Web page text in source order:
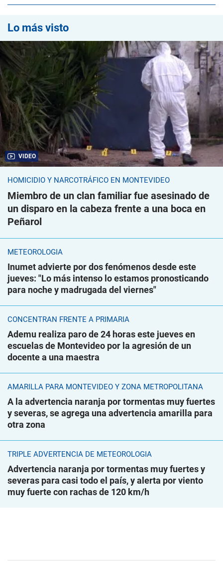
Lo más visto
VIDEO
HOMICIDIO Y NARCOTRÁFICO EN MONTEVIDEO
Miembro de un clan familiar fue asesinado de
un disparo en la cabeza frente a una boca en
Peñarol
METEOROLOGÍA
Inumet advierte por dos fenómenos desde este
jueves: "Lo más intenso lo estamos pronosticando
para noche y madrugada del viernes"
CONCENTRAN FRENTE A PRIMARIA
Ademu realiza paro de 24 horas este jueves en
escuelas de Montevideo por la agresión de un
docente a una maestra
AMARILLA PARA MONTEVIDEO Y ZONA METROPOLITANA
A la advertencia naranja por tormentas muy fuertes
y severas, se agrega una advertencia amarilla para
otra zona
TRIPLE ADVERTENCIA DE METEOROLOGÍA
Advertencia naranja por tormentas muy fuertes y
severas para casi todo el país, y alerta por viento
muy fuerte con rachas de 120 km/h